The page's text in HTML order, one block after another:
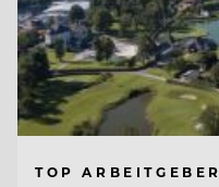
TOP ARBEITGEBER